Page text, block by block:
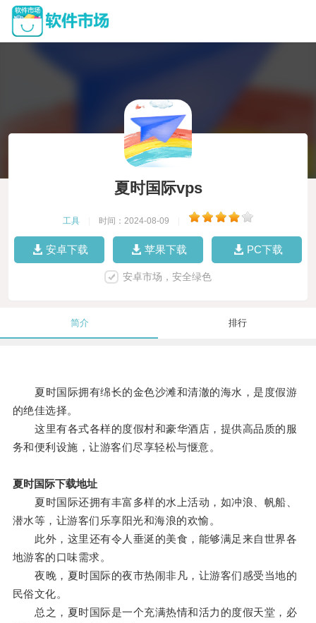
夏时国际vps
工具 时间：2024-08-09
安卓下载 苹果下载 PC下载
安卓市场，安全绿色
简介 排行
夏时国际拥有绵长的金色沙滩和清澈的海水，是度假游
的绝佳选择。
这里有各式各样的度假村和豪华酒店，提供高品质的服
务和便利设施，让游客们尽享轻松与惬意。
夏时国际下载地址
夏时国际还拥有丰富多样的水上活动，如冲浪、帆船、
潜水等，让游客们乐享阳光和海浪的欢愉。
此外，这里还有令人垂涎的美食，能够满足来自世界各
地游客的口味需求。
夜晚，夏时国际的夜市热闹非凡，让游客们感受当地的
民俗文化。
总之，夏时国际是一个充满热情和活力的度假天堂，必